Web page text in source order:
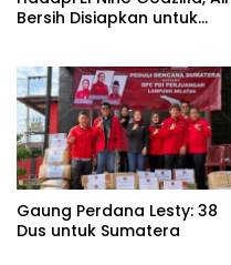
Bersih Disiapkan untuk
Gaung Perdana Lesty: 38
Dus untuk Sumatera